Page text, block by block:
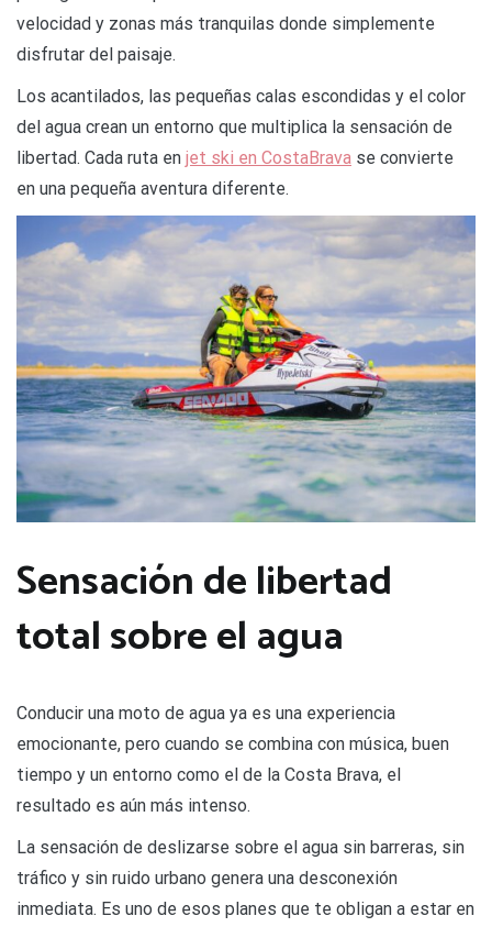
velocidad y zonas más tranquilas donde simplemente
disfrutar del paisaje.
Los acantilados, las pequeñas calas escondidas y el color
del agua crean un entorno que multiplica la sensación de
libertad. Cada ruta en jet ski en CostaBrava se convierte
en una pequeña aventura diferente.
Sensación de libertad
total sobre el agua
Conducir una moto de agua ya es una experiencia
emocionante, pero cuando se combina con música, buen
tiempo y un entorno como el de la Costa Brava, el
resultado es aún más intenso.
La sensación de deslizarse sobre el agua sin barreras, sin
tráfico y sin ruido urbano genera una desconexión
inmediata. Es uno de esos planes que te obligan a estar en